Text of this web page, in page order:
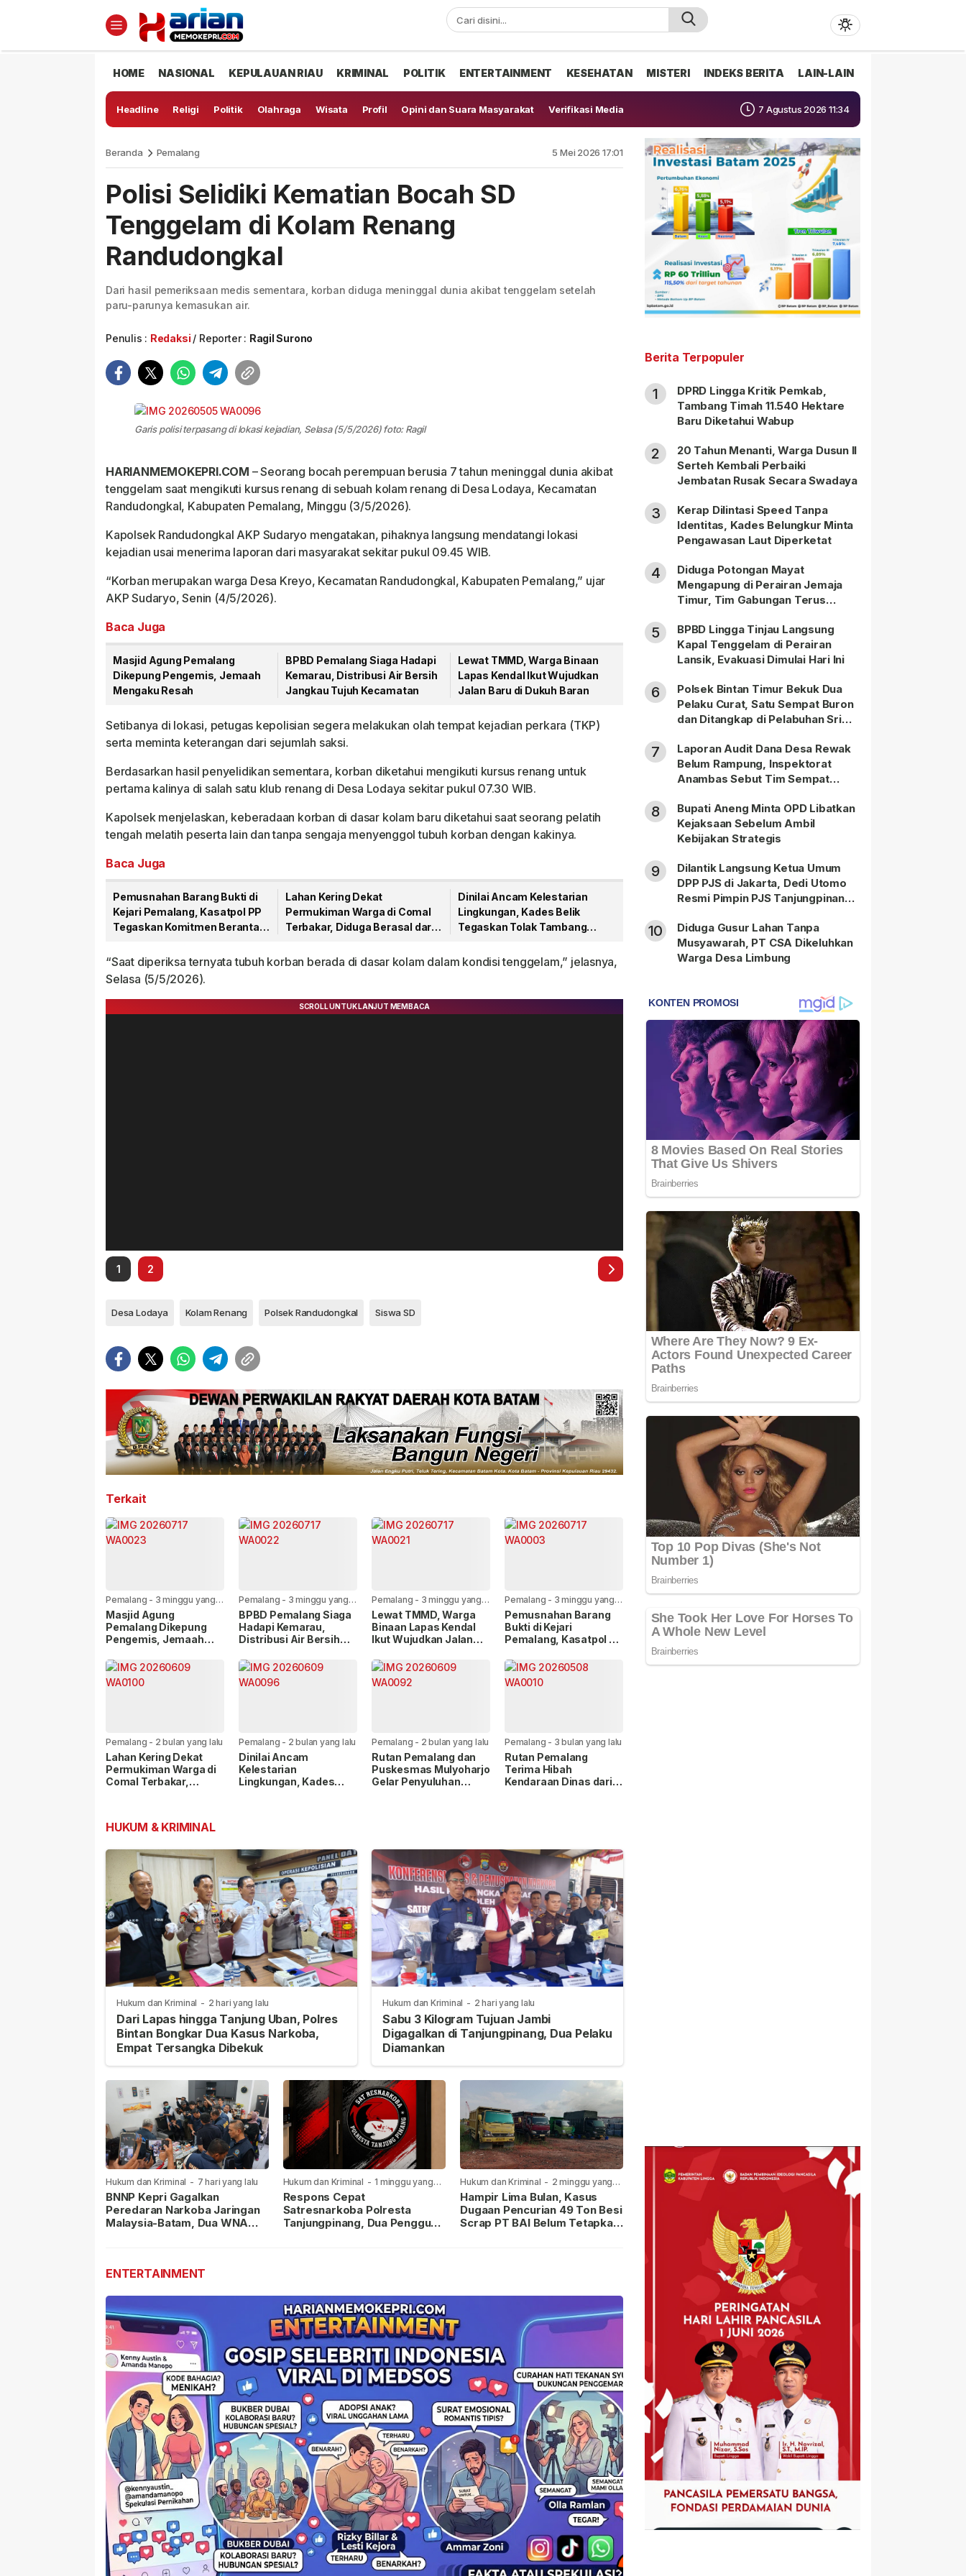
HOME NASIONAL KEPULAUAN RIAU KRIMINAL POLITIK ENTERTAINMENT KESEHATAN MISTERI INDEKS BERITA LAIN-LAIN
Headline Religi Politik Olahraga Wisata Profil Opini dan Suara Masyarakat Verifikasi Media 7 Agustus 2026 11:34
Beranda Pemalang 5 Mei 2026 17:01
Polisi Selidiki Kematian Bocah SD
Tenggelam di Kolam Renang
Randudongkal
Dari hasil pemeriksaan medis sementara, korban diduga meninggal dunia akibat tenggelam setelah
paru-parunya kemasukan air.
Penulis : Redaksi Reporter : Ragil Surono
Garis polisi terpasang di lokasi kejadian, Selasa (5/5/2026) foto: Ragil
HARIANMEMOKEPRI.COM – Seorang bocah perempuan berusia 7 tahun meninggal dunia akibat
tenggelam saat mengikuti kursus renang di sebuah kolam renang di Desa Lodaya, Kecamatan
Randudongkal, Kabupaten Pemalang, Minggu (3/5/2026).
Kapolsek Randudongkal AKP Sudaryo mengatakan, pihaknya langsung mendatangi lokasi
kejadian usai menerima laporan dari masyarakat sekitar pukul 09.45 WIB.
“Korban merupakan warga Desa Kreyo, Kecamatan Randudongkal, Kabupaten Pemalang,” ujar
AKP Sudaryo, Senin (4/5/2026).
Baca Juga
Masjid Agung Pemalang
Dikepung Pengemis, Jemaah
Mengaku Resah
BPBD Pemalang Siaga Hadapi
Kemarau, Distribusi Air Bersih
Jangkau Tujuh Kecamatan
Lewat TMMD, Warga Binaan
Lapas Kendal Ikut Wujudkan
Jalan Baru di Dukuh Baran
Setibanya di lokasi, petugas kepolisian segera melakukan olah tempat kejadian perkara (TKP)
serta meminta keterangan dari sejumlah saksi.
Berdasarkan hasil penyelidikan sementara, korban diketahui mengikuti kursus renang untuk
pertama kalinya di salah satu klub renang di Desa Lodaya sekitar pukul 07.30 WIB.
Kapolsek menjelaskan, keberadaan korban di dasar kolam baru diketahui saat seorang pelatih
tengah melatih peserta lain dan tanpa sengaja menyenggol tubuh korban dengan kakinya.
Baca Juga
Pemusnahan Barang Bukti di
Kejari Pemalang, Kasatpol PP
Tegaskan Komitmen Berantas
Lahan Kering Dekat
Permukiman Warga di Comal
Terbakar, Diduga Berasal dari
Dinilai Ancam Kelestarian
Lingkungan, Kades Belik
Tegaskan Tolak Tambang
“Saat diperiksa ternyata tubuh korban berada di dasar kolam dalam kondisi tenggelam,” jelasnya,
Selasa (5/5/2026).
1 2
Desa Lodaya Kolam Renang Polsek Randudongkal Siswa SD
Terkait
Pemalang - 3 minggu yang
lalu
Masjid Agung
Pemalang Dikepung
Pengemis, Jemaah
Pemalang - 3 minggu yang
lalu
BPBD Pemalang Siaga
Hadapi Kemarau,
Distribusi Air Bersih
Kecamatan
Pemalang - 3 minggu yang
lalu
Lewat TMMD, Warga
Binaan Lapas Kendal
Ikut Wujudkan Jalan
Pemalang - 3 minggu yang
lalu
Pemusnahan Barang
Bukti di Kejari
Pemalang, Kasatpol PP
Berantas Kriminalitas
Pemalang - 2 bulan yang lalu
Lahan Kering Dekat
Permukiman Warga di
Comal Terbakar,
Pemalang - 2 bulan yang lalu
Dinilai Ancam
Kelestarian
Lingkungan, Kades
Pemalang - 2 bulan yang lalu
Rutan Pemalang dan
Puskesmas Mulyoharjo
Gelar Penyuluhan
Pemalang - 3 bulan yang lalu
Rutan Pemalang
Terima Hibah
Kendaraan Dinas dari
HUKUM & KRIMINAL
Hukum dan Kriminal - 2 hari yang lalu
Dari Lapas hingga Tanjung Uban, Polres
Bintan Bongkar Dua Kasus Narkoba,
Empat Tersangka Dibekuk
Hukum dan Kriminal - 2 hari yang lalu
Sabu 3 Kilogram Tujuan Jambi
Digagalkan di Tanjungpinang, Dua Pelaku
Diamankan
Hukum dan Kriminal - 7 hari yang lalu
BNNP Kepri Gagalkan
Peredaran Narkoba Jaringan
Malaysia-Batam, Dua WNA
Hukum dan Kriminal - 1 minggu yang
lalu
Respons Cepat
Satresnarkoba Polresta
Tanjungpinang, Dua Pengguna
Hukum dan Kriminal - 2 minggu yang
lalu
Hampir Lima Bulan, Kasus
Dugaan Pencurian 49 Ton Besi
Scrap PT BAI Belum Tetapkan
ENTERTAINMENT
Berita Terpopuler
1
DPRD Lingga Kritik Pemkab,
Tambang Timah 11.540 Hektare
Baru Diketahui Wabup
2
20 Tahun Menanti, Warga Dusun II
Serteh Kembali Perbaiki
Jembatan Rusak Secara Swadaya
3
Kerap Dilintasi Speed Tanpa
Identitas, Kades Belungkur Minta
Pengawasan Laut Diperketat
4
Diduga Potongan Mayat
Mengapung di Perairan Jemaja
Timur, Tim Gabungan Terus
5
BPBD Lingga Tinjau Langsung
Kapal Tenggelam di Perairan
Lansik, Evakuasi Dimulai Hari Ini
6
Polsek Bintan Timur Bekuk Dua
Pelaku Curat, Satu Sempat Buron
dan Ditangkap di Pelabuhan Sri
7
Laporan Audit Dana Desa Rewak
Belum Rampung, Inspektorat
Anambas Sebut Tim Sempat
8
Bupati Aneng Minta OPD Libatkan
Kejaksaan Sebelum Ambil
Kebijakan Strategis
9
Dilantik Langsung Ketua Umum
DPP PJS di Jakarta, Dedi Utomo
Resmi Pimpin PJS Tanjungpinang-
10
Diduga Gusur Lahan Tanpa
Musyawarah, PT CSA Dikeluhkan
Warga Desa Limbung